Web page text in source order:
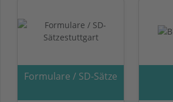
Formulare / SD-Sätze